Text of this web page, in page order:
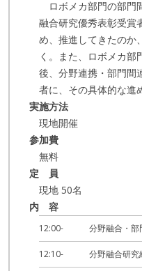
ロボメカ部門の部門
融合研究優秀表彰受賞
め、推進してきたのか
く。また、ロボメカ部
後、分野連携・部門間
者に、その具体的な進
実施方法
現地開催
参加費
無料
定 員
現地 50名
内 容
12:00- 分野融合・部
12:10- 分野融合研究